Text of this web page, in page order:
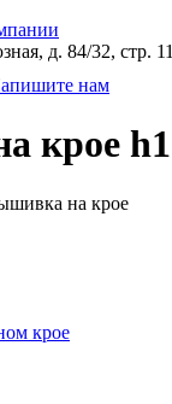
д. 84/32, стр. 11
нам
крое h1
на крое
крое